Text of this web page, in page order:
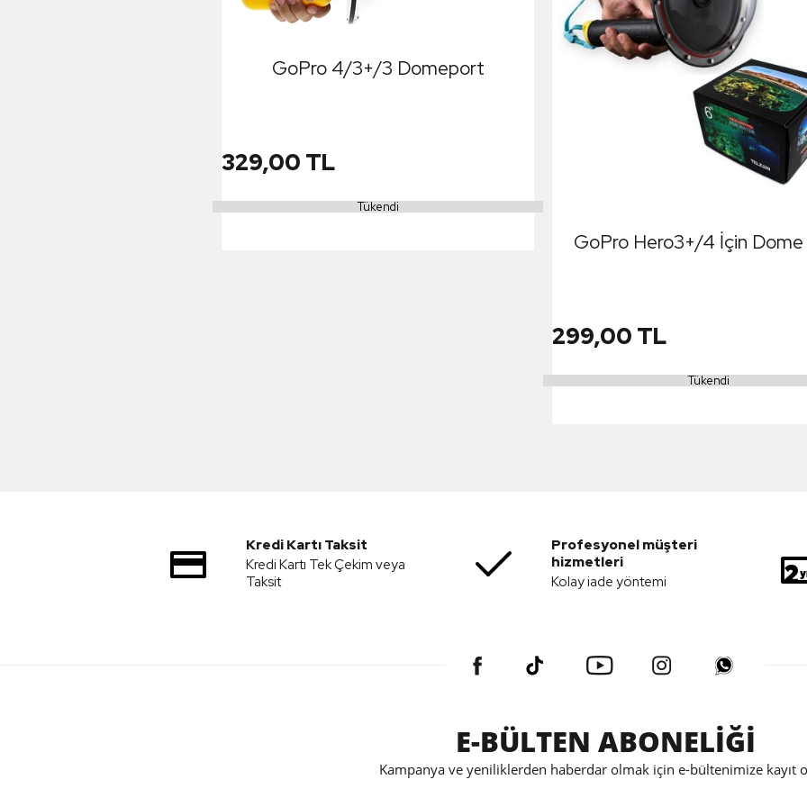
GoPro 4/3+/3 Domeport
329,00 TL
Tükendi
GoPro Hero3+/4 İçin
299,00 TL
Tükendi
Kredi Kartı Taksit
Kredi Kartı Tek Çekim veya
Taksit
Profesyonel müşteri
hizmetleri
Kolay iade yöntemi
E-BÜLTEN ABONELİĞİ
Kampanya ve yeniliklerden haberdar olmak için e-bültenimize kayıt